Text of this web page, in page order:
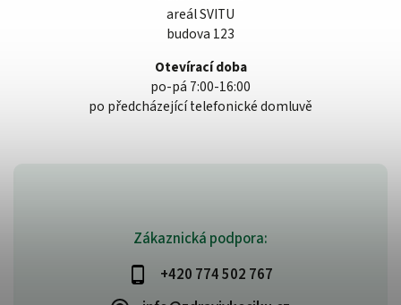
Zákaznická podpora:
+420 774 502 767
areál SVITU
budova 123
Otevírací doba
po-pá 7:00-16:00
po předcházející telefonické domluvě